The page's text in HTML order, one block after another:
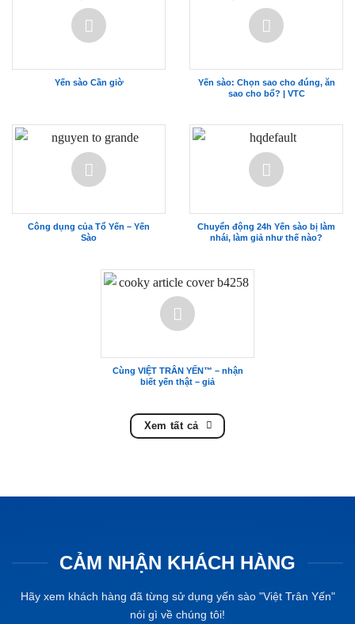
Yến sào Cần giờ
Yến sào: Chọn sao cho đúng, ăn
sao cho bổ? | VTC
Công dụng của Tổ Yến – Yến
Sào
Chuyển động 24h Yến sào bị làm
nhái, làm giả như thế nào?
Cùng VIỆT TRÂN YẾN™ – nhận
biết yến thật – giả
Xem tất cả
CẢM NHẬN KHÁCH HÀNG
Hãy xem khách hàng đã từng sử dụng yến sào "Việt Trân Yến"
nói gì về chúng tôi!